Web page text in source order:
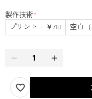
製作技術*
プリント + ￥718
空白